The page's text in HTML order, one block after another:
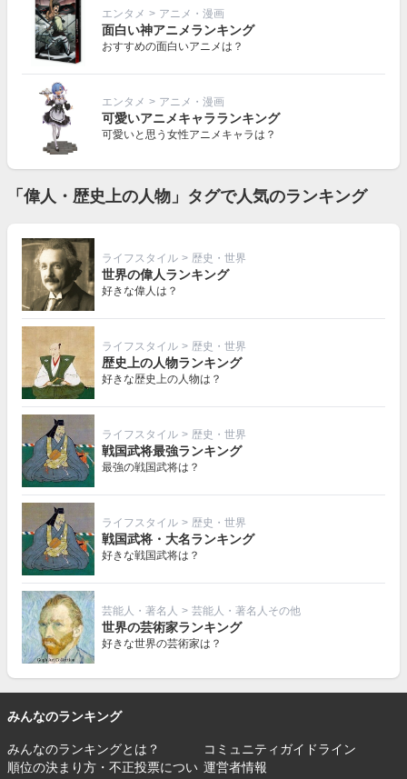
エンタメ > アニメ・漫画
面白い神アニメランキング
おすすめの面白いアニメは？
エンタメ > アニメ・漫画
可愛いアニメキャラランキング
可愛いと思う女性アニメキャラは？
「偉人・歴史上の人物」タグで人気のランキング
ライフスタイル > 歴史・世界
世界の偉人ランキング
好きな偉人は？
ライフスタイル > 歴史・世界
歴史上の人物ランキング
好きな歴史上の人物は？
ライフスタイル > 歴史・世界
戦国武将最強ランキング
最強の戦国武将は？
ライフスタイル > 歴史・世界
戦国武将・大名ランキング
好きな戦国武将は？
芸能人・著名人 > 芸能人・著名人その他
世界の芸術家ランキング
好きな世界の芸術家は？
みんなのランキング
みんなのランキングとは？
コミュニティガイドライン
順位の決まり方・不正投票につい 運営者情報